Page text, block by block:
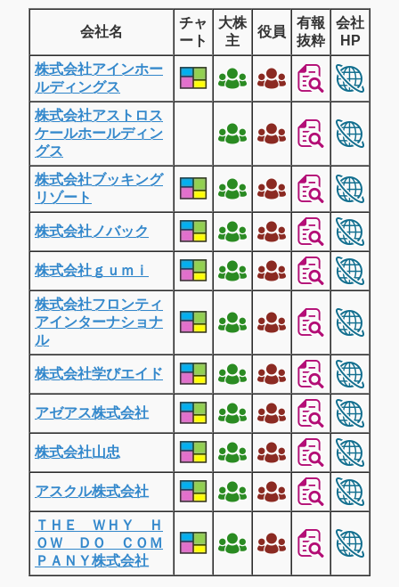
会社名
チャ
ート
大株
主
役員
有報
抜粋
会社
HP
株式会社アインホー
ルディングス
株式会社アストロス
ケールホールディン
グス
株式会社ブッキング
リゾート
株式会社ノバック
株式会社ｇｕｍｉ
株式会社フロンティ
アインターナショナ
ル
株式会社学びエイド
アゼアス株式会社
株式会社山忠
アスクル株式会社
ＴＨＥ ＷＨＹ Ｈ
ＯＷ ＤＯ ＣＯＭ
ＰＡＮＹ株式会社